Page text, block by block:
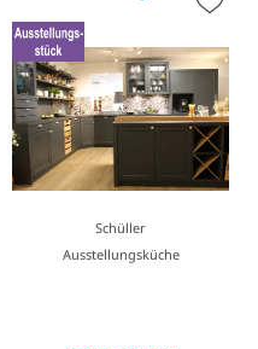
Schüller
Ausstellungsküche